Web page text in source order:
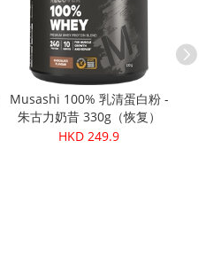
Musashi 100% 乳清蛋白粉 -
朱古力奶昔 330g（恢复）
HKD 249.9